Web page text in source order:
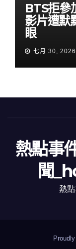
BTS拒參
影片遭
眼
七月 30, 2026
熱點事
聞
熱